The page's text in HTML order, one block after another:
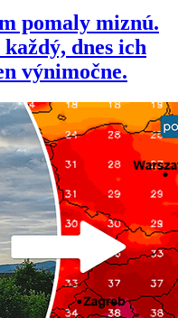
pomaly miznú.
dnes ich
výnimočne.